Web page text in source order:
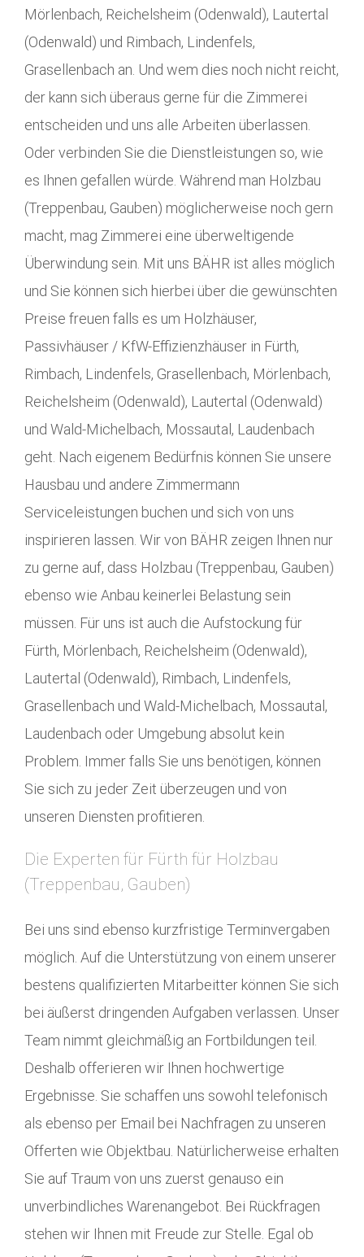
Mörlenbach, Reichelsheim (Odenwald), Lautertal
(Odenwald) und Rimbach, Lindenfels,
Grasellenbach an. Und wem dies noch nicht reicht,
der kann sich überaus gerne für die Zimmerei
entscheiden und uns alle Arbeiten überlassen.
Oder verbinden Sie die Dienstleistungen so, wie
es Ihnen gefallen würde. Während man Holzbau
(Treppenbau, Gauben) möglicherweise noch gern
macht, mag Zimmerei eine überweltigende
Überwindung sein. Mit uns BÄHR ist alles möglich
und Sie können sich hierbei über die gewünschten
Preise freuen falls es um Holzhäuser,
Passivhäuser / KfW-Effizienzhäuser in Fürth,
Rimbach, Lindenfels, Grasellenbach, Mörlenbach,
Reichelsheim (Odenwald), Lautertal (Odenwald)
und Wald-Michelbach, Mossautal, Laudenbach
geht. Nach eigenem Bedürfnis können Sie unsere
Hausbau und andere Zimmermann
Serviceleistungen buchen und sich von uns
inspirieren lassen. Wir von BÄHR zeigen Ihnen nur
zu gerne auf, dass Holzbau (Treppenbau, Gauben)
ebenso wie Anbau keinerlei Belastung sein
müssen. Für uns ist auch die Aufstockung für
Fürth, Mörlenbach, Reichelsheim (Odenwald),
Lautertal (Odenwald), Rimbach, Lindenfels,
Grasellenbach und Wald-Michelbach, Mossautal,
Laudenbach oder Umgebung absolut kein
Problem. Immer falls Sie uns benötigen, können
Sie sich zu jeder Zeit überzeugen und von
unseren Diensten profitieren.
Die Experten für Fürth für Holzbau
(Treppenbau, Gauben)
Bei uns sind ebenso kurzfristige Terminvergaben
möglich. Auf die Unterstützung von einem unserer
bestens qualifizierten Mitarbeitter können Sie sich
bei äußerst dringenden Aufgaben verlassen. Unser
Team nimmt gleichmäßig an Fortbildungen teil.
Deshalb offerieren wir Ihnen hochwertige
Ergebnisse. Sie schaffen uns sowohl telefonisch
als ebenso per Email bei Nachfragen zu unseren
Offerten wie Objektbau. Natürlicherweise erhalten
Sie auf Traum von uns zuerst genauso ein
unverbindliches Warenangebot. Bei Rückfragen
stehen wir Ihnen mit Freude zur Stelle. Egal ob